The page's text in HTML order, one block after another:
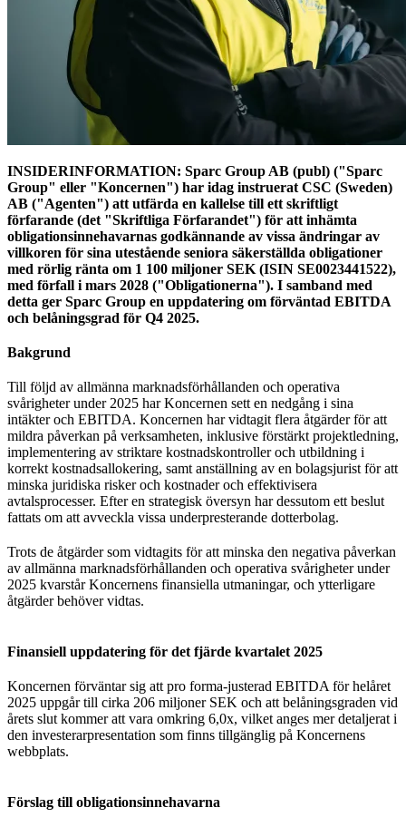
INSIDERINFORMATION: Sparc Group AB (publ) ("Sparc
Group" eller "Koncernen") har idag instruerat CSC (Sweden)
AB ("Agenten") att utfärda en kallelse till ett skriftligt
förfarande (det "Skriftliga Förfarandet") för att inhämta
obligationsinnehavarnas godkännande av vissa ändringar av
villkoren för sina utestående seniora säkerställda obligationer
med rörlig ränta om 1 100 miljoner SEK (ISIN SE0023441522),
med förfall i mars 2028 ("Obligationerna"). I samband med
detta ger Sparc Group en uppdatering om förväntad EBITDA
och belåningsgrad för Q4 2025.
Bakgrund
Till följd av allmänna marknadsförhållanden och operativa
svårigheter under 2025 har Koncernen sett en nedgång i sina
intäkter och EBITDA. Koncernen har vidtagit flera åtgärder för att
mildra påverkan på verksamheten, inklusive förstärkt projektledning,
implementering av striktare kostnadskontroller och utbildning i
korrekt kostnadsallokering, samt anställning av en bolagsjurist för att
minska juridiska risker och kostnader och effektivisera
avtalsprocesser. Efter en strategisk översyn har dessutom ett beslut
fattats om att avveckla vissa underpresterande dotterbolag.
Trots de åtgärder som vidtagits för att minska den negativa påverkan
av allmänna marknadsförhållanden och operativa svårigheter under
2025 kvarstår Koncernens finansiella utmaningar, och ytterligare
åtgärder behöver vidtas.
Finansiell uppdatering för det fjärde kvartalet 2025
Koncernen förväntar sig att pro forma-justerad EBITDA för helåret
2025 uppgår till cirka 206 miljoner SEK och att belåningsgraden vid
årets slut kommer att vara omkring 6,0x, vilket anges mer detaljerat i
den investerarpresentation som finns tillgänglig på Koncernens
webbplats.
Förslag till obligationsinnehavarna